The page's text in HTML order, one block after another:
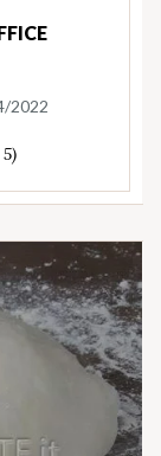
2022